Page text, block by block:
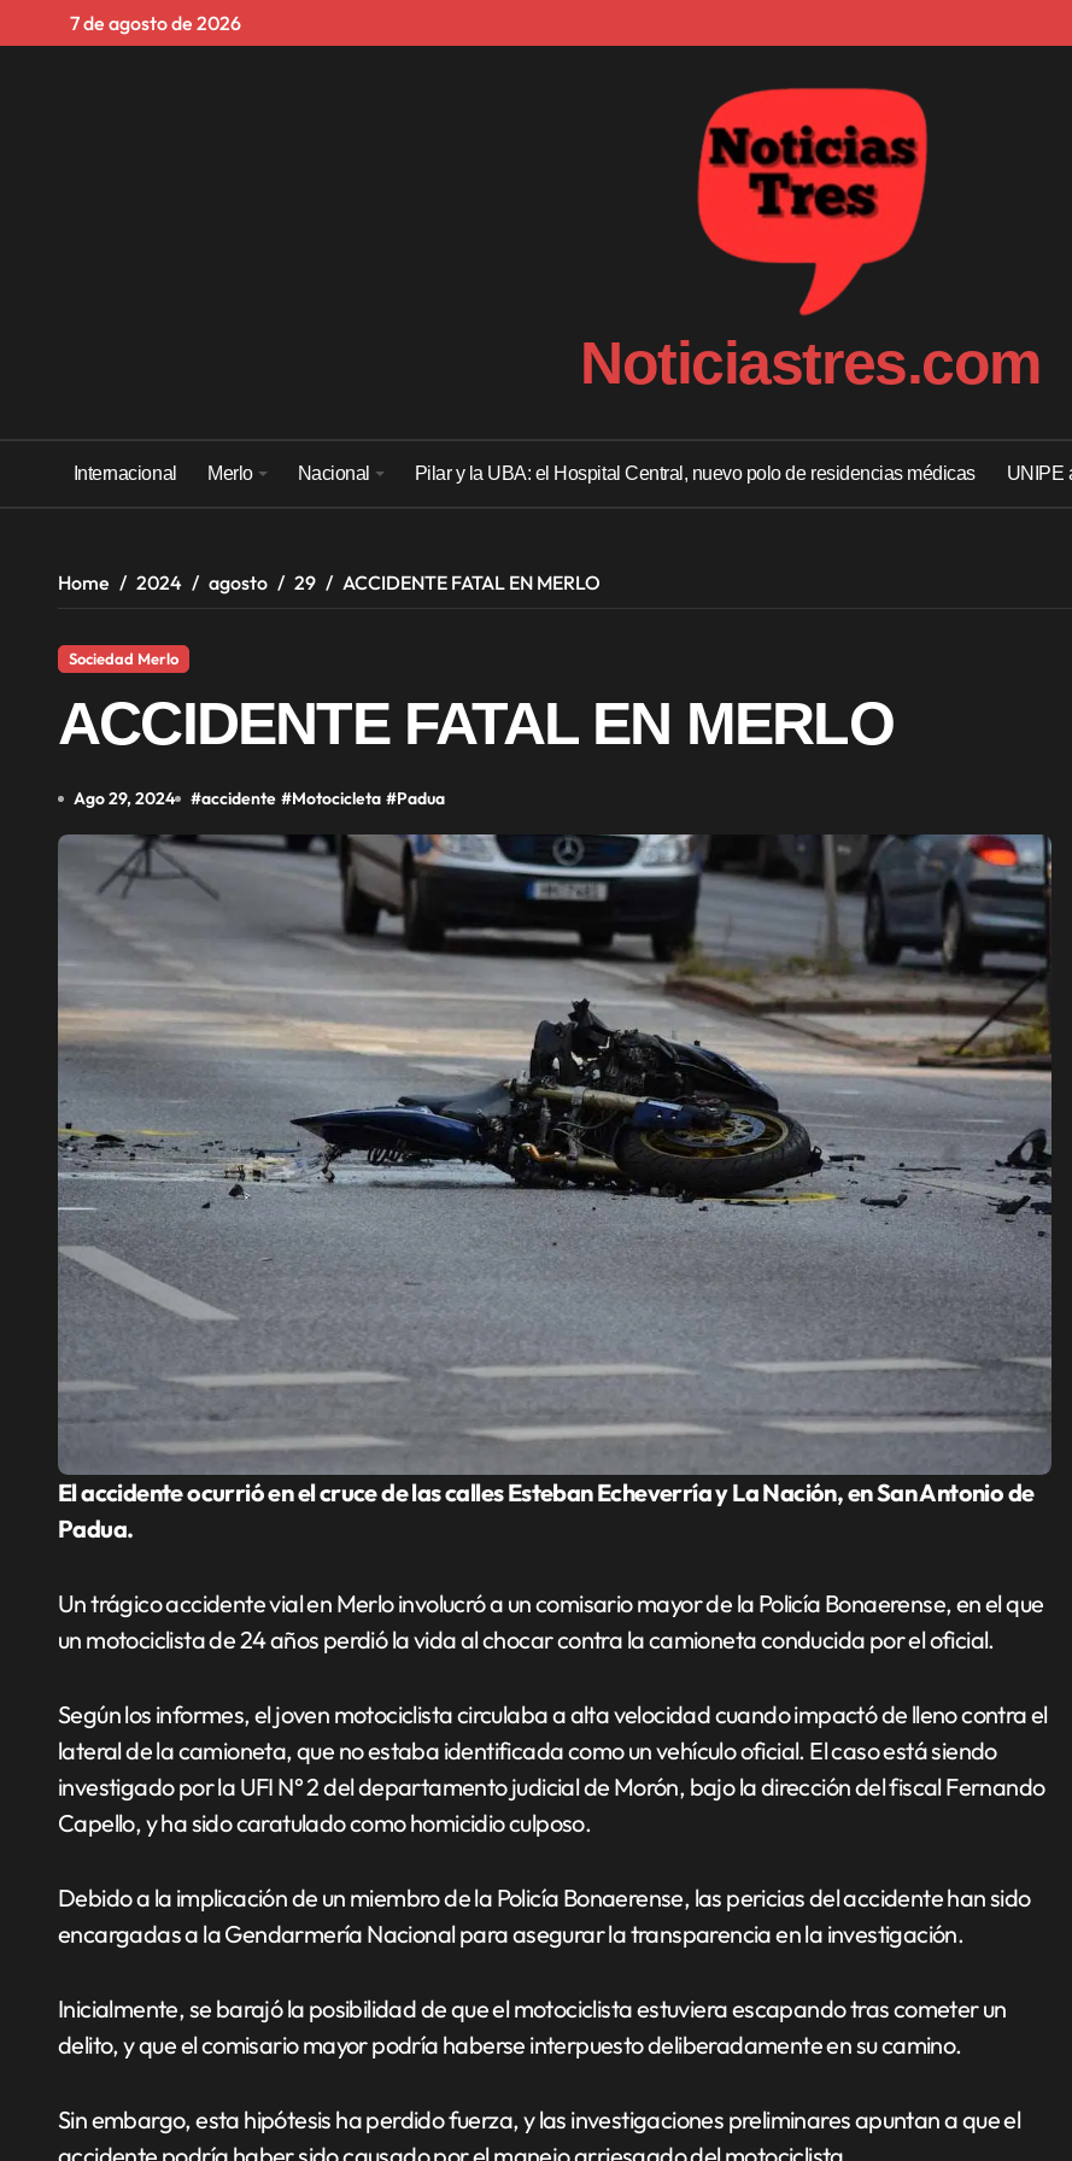
7 de agosto de 2026
Noticiastres.com
Internacional Merlo Nacional Pilar y la UBA: el Hospital Central, nuevo polo de residencias médicas UNIPE
Home 2024 agosto 29 ACCIDENTE FATAL EN MERLO
Sociedad Merlo
ACCIDENTE FATAL EN MERLO
Ago 29, 2024 #accidente #Motocicleta #Padua
El accidente ocurrió en el cruce de las calles Esteban Echeverría y La Nación, en San Antonio de
Padua.
Un trágico accidente vial en Merlo involucró a un comisario mayor de la Policía Bonaerense, en el que
un motociclista de 24 años perdió la vida al chocar contra la camioneta conducida por el oficial.
Según los informes, el joven motociclista circulaba a alta velocidad cuando impactó de lleno contra el
lateral de la camioneta, que no estaba identificada como un vehículo oficial. El caso está siendo
investigado por la UFI N° 2 del departamento judicial de Morón, bajo la dirección del fiscal Fernando
Capello, y ha sido caratulado como homicidio culposo.
Debido a la implicación de un miembro de la Policía Bonaerense, las pericias del accidente han sido
encargadas a la Gendarmería Nacional para asegurar la transparencia en la investigación.
Inicialmente, se barajó la posibilidad de que el motociclista estuviera escapando tras cometer un
delito, y que el comisario mayor podría haberse interpuesto deliberadamente en su camino.
Sin embargo, esta hipótesis ha perdido fuerza, y las investigaciones preliminares apuntan a que el